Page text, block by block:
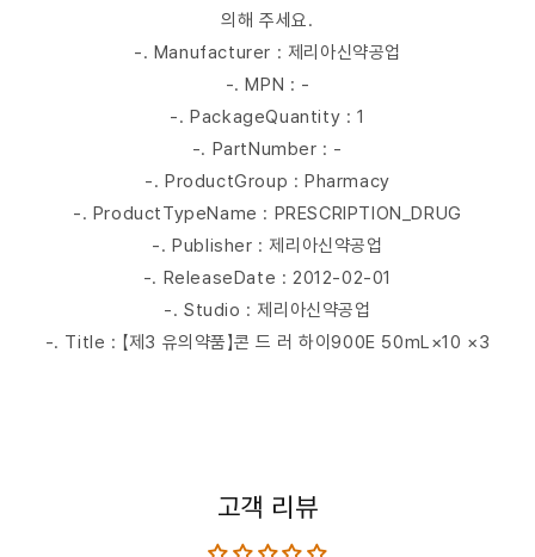
의해 주세요.
-. Manufacturer : 제리아신약공업
-. MPN : -
-. PackageQuantity : 1
-. PartNumber : -
-. ProductGroup : Pharmacy
-. ProductTypeName : PRESCRIPTION_DRUG
-. Publisher : 제리아신약공업
-. ReleaseDate : 2012-02-01
-. Studio : 제리아신약공업
-. Title : 【제3 유의약품】콘 드 러 하이900E 50mL×10 ×3
고객 리뷰